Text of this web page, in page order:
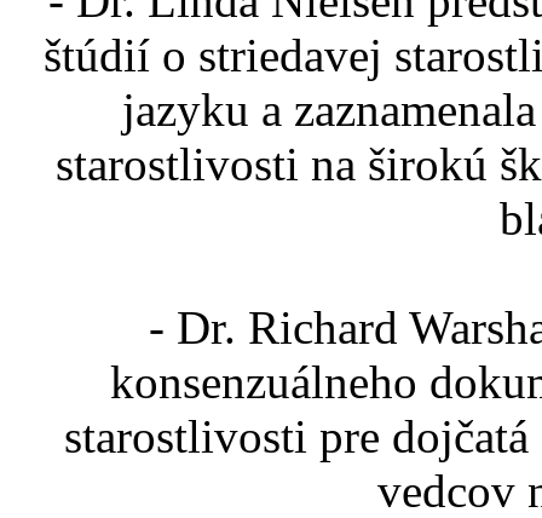
štúdií o striedavej
jazyku a
starostlivosti na širokú
- Dr. Richard
konsenzuálneho
starostlivosti pre
vedcov